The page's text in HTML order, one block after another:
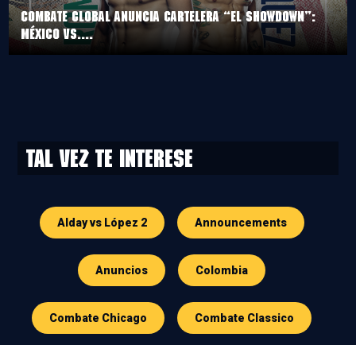
COMBATE GLOBAL ANUNCIA CARTELERA “EL SHOWDOWN”:
MÉXICO VS....
Tal vez te interese
Alday vs López 2 Announcements
Anuncios Colombia
Combate Chicago Combate Classico